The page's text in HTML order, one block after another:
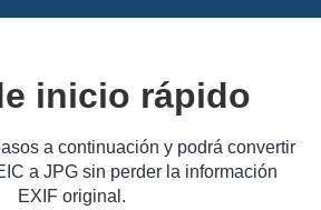
inicio rápido
a continuación y podrá convertir
a JPG sin perder la información
EXIF original.